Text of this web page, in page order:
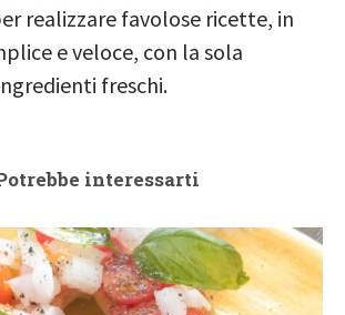
realizzare favolose ricette, in
e veloce, con la sola
freschi.
interessarti